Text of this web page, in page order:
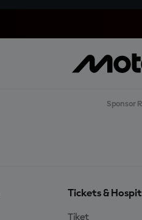
Sponsor
Tickets &
Tiket